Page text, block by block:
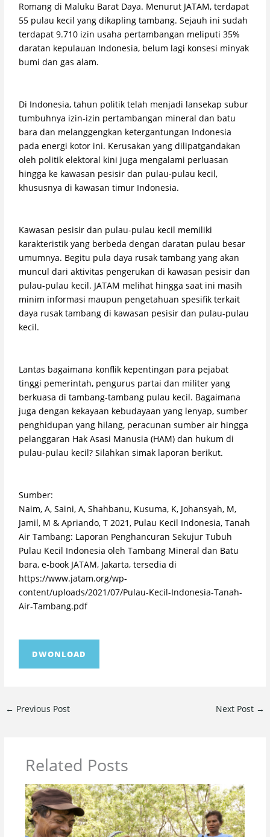
Romang di Maluku Barat Daya. Menurut JATAM, terdapat
55 pulau kecil yang dikapling tambang. Sejauh ini sudah
terdapat 9.710 izin usaha pertambangan meliputi 35%
daratan kepulauan Indonesia, belum lagi konsesi minyak
bumi dan gas alam.
Di Indonesia, tahun politik telah menjadi lansekap subur
tumbuhnya izin-izin pertambangan mineral dan batu
bara dan melanggengkan ketergantungan Indonesia
pada energi kotor ini. Kerusakan yang dilipatgandakan
oleh politik elektoral kini juga mengalami perluasan
hingga ke kawasan pesisir dan pulau-pulau kecil,
khususnya di kawasan timur Indonesia.
Kawasan pesisir dan pulau-pulau kecil memiliki
karakteristik yang berbeda dengan daratan pulau besar
umumnya. Begitu pula daya rusak tambang yang akan
muncul dari aktivitas pengerukan di kawasan pesisir dan
pulau-pulau kecil. JATAM melihat hingga saat ini masih
minim informasi maupun pengetahuan spesifik terkait
daya rusak tambang di kawasan pesisir dan pulau-pulau
kecil.
Lantas bagaimana konflik kepentingan para pejabat
tinggi pemerintah, pengurus partai dan militer yang
berkuasa di tambang-tambang pulau kecil. Bagaimana
juga dengan kekayaan kebudayaan yang lenyap, sumber
penghidupan yang hilang, peracunan sumber air hingga
pelanggaran Hak Asasi Manusia (HAM) dan hukum di
pulau-pulau kecil? Silahkan simak laporan berikut.
Sumber:
Naim, A, Saini, A, Shahbanu, Kusuma, K, Johansyah, M,
Jamil, M & Apriando, T 2021, Pulau Kecil Indonesia, Tanah
Air Tambang: Laporan Penghancuran Sekujur Tubuh
Pulau Kecil Indonesia oleh Tambang Mineral dan Batu
bara, e-book JATAM, Jakarta, tersedia di
https://www.jatam.org/wp-
content/uploads/2021/07/Pulau-Kecil-Indonesia-Tanah-
Air-Tambang.pdf
DWONLOAD
← Previous Post Next Post →
Related Posts